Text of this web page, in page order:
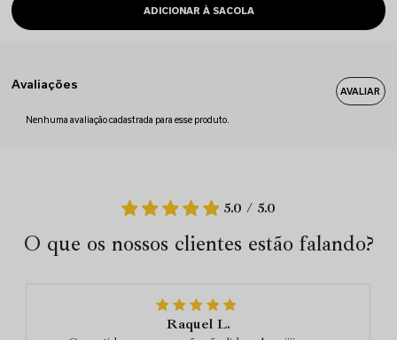
Avaliações
Nenhuma avaliação cadastrada para esse produto.
5.0 / 5.0
O que os nossos clientes estão falando?
Raquel L.